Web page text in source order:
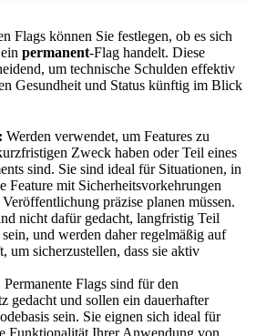
Flags können Sie festlegen, ob es sich
permanent-Flag handelt. Diese
um technische Schulden effektiv
Gesundheit und Status künftig im Blick
Werden verwendet, um Features zu
Zweck haben oder Teil eines
sind. Sie sind ideal für Situationen, in
Feature mit Sicherheitsvorkehrungen
präzise planen müssen.
nicht dafür gedacht, langfristig Teil
und werden daher regelmäßig auf
um sicherzustellen, dass sie aktiv
Permanente Flags sind für den
gedacht und sollen ein dauerhafter
sein. Sie eignen sich ideal für
Funktionalität Ihrer Anwendung von